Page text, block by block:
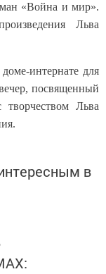
«Война и мир».
Льва
интернате для
посвященный
Льва
в